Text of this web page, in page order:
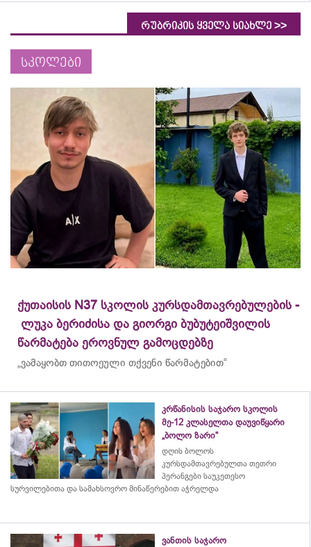
რუბრიკის ყველა სიახლე >>
სკოლები
ქუთაისის N37 სკოლის კურსდამთავრებულების -
ლუკა ბერიძისა და გიორგი ბუბუტეიშვილის
წარმატება ეროვნულ გამოცდებზე
„ვამაყობთ თითოეული თქვენი წარმატებით“
კრწანისის საჯარო სკოლის
მე-12 კლასელთა დაუვიწყარი
„ბოლო ზარი“
დღის ბოლოს
კურსდამთავრებულთა თეთრი
პერანგები საუკეთესო
სურვილებითა და სამახსოვრო მინაწერებით აჭრელდა
ვანთის საჯარო